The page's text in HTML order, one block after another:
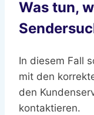
Was tun,
In diesem Fall
mit den
den
kontaktieren.